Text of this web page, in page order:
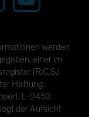
werden
einer im
(R.C.S.)
Haftung.
L-2453
der Aufsicht